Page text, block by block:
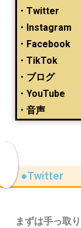
・Twitter
・Instagram
・Facebook
・TikTok
・ブログ
・YouTube
・音声
●Twitter
まずは手っ取